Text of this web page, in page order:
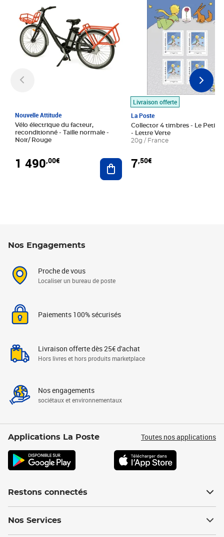
Nouvelle Attitude
Vélo électrique du facteur,
reconditionné - Taille normale -
Noir/ Rouge
1 490,00€ Ajouter au panier
Livraison offerte
La Poste
Collector 4 timbres - Le Petit
- Lettre Verte
20g / France
7,50€
Nos Engagements
Proche de vous
Localiser un bureau de poste
Paiements 100% sécurisés
Livraison offerte dès 25€ d'achat
Hors livres et hors produits marketplace
Nos engagements
sociétaux et environnementaux
Applications La Poste Toutes nos applications
Restons connectés
Nos Services